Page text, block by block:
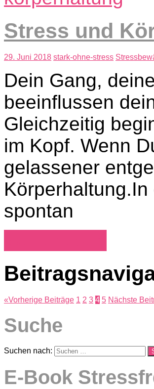
Stress und
29. Juni 2018 stark-ohne-stress
Dein Gang,
beeinflussen
Gleichzeitig
im Kopf. Wenn
gelassener
spontan
«Vorherige Beiträge 1 2 3 4 5 Nächste
Suche
Suchen nach:
E-Book